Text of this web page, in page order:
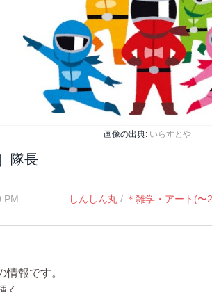
画像の出典: いらすとや
隊長
PM しんしん丸/ ＊雑学・アート(〜
情報です。